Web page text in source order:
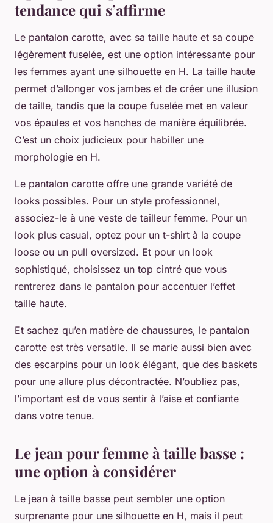
tendance qui s’affirme
Le pantalon carotte, avec sa taille haute et sa coupe
légèrement fuselée, est une option intéressante pour
les femmes ayant une silhouette en H. La taille haute
permet d’allonger vos jambes et de créer une illusion
de taille, tandis que la coupe fuselée met en valeur
vos épaules et vos hanches de manière équilibrée.
C’est un choix judicieux pour habiller une
morphologie en H.
Le pantalon carotte offre une grande variété de
looks possibles. Pour un style professionnel,
associez-le à une veste de tailleur femme. Pour un
look plus casual, optez pour un t-shirt à la coupe
loose ou un pull oversized. Et pour un look
sophistiqué, choisissez un top cintré que vous
rentrerez dans le pantalon pour accentuer l’effet
taille haute.
Et sachez qu’en matière de chaussures, le pantalon
carotte est très versatile. Il se marie aussi bien avec
des escarpins pour un look élégant, que des baskets
pour une allure plus décontractée. N’oubliez pas,
l’important est de vous sentir à l’aise et confiante
dans votre tenue.
Le jean pour femme à taille basse :
une option à considérer
Le jean à taille basse peut sembler une option
surprenante pour une silhouette en H, mais il peut